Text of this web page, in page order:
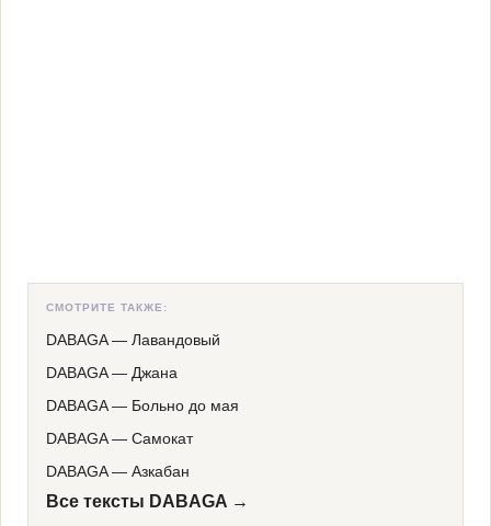
СМОТРИТЕ ТАКЖЕ:
DABAGA— Лавандовый
DABAGA— Джана
DABAGA— Больно до мая
DABAGA— Самокат
DABAGA— Азкабан
Все тексты DABAGA →